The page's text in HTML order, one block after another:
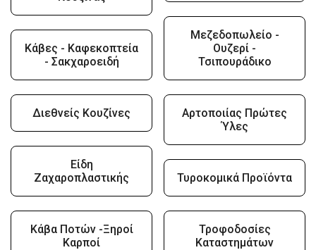
Κάβες - Καφεκοπτεία
- Σακχαροειδή
Διεθνείς Κουζίνες
Είδη
Ζαχαροπλαστικής
Κάβα Ποτών -Ξηροί
Καρποί
Μεζεδοπωλείο -
Ουζερί -
Τσιπουράδικο
Αρτοποιίας Πρώτες
Ύλες
Τυροκομικά Προϊόντα
Τροφοδοσίες
Καταστημάτων